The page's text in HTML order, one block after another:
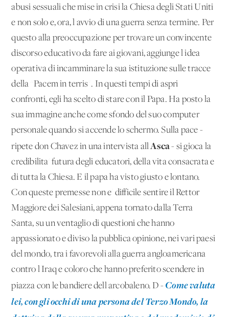
abusi sessuali che mise in crisi la Chiesa degli Stati Uniti
e non solo e, ora, l'avvio di una guerra senza termine. Per
questo alla preoccupazione per trovare un convincente
discorso educativo da fare ai giovani, aggiunge l'idea
operativa di incamminare la sua istituzione sulle tracce
della ''Pacem in terris''. In questi tempi di aspri
confronti, egli ha scelto di stare con il Papa. Ha posto la
sua immagine anche come sfondo del suo computer
personale quando si accende lo schermo. Sulla pace -
ripete don Chavez in una intervista all'Asca- si gioca la
credibilita' futura degli educatori, della vita consacrata e
di tutta la Chiesa. E il papa ha visto giusto e lontano.
Con queste premesse non e' difficile sentire il Rettor
Maggiore dei Salesiani, appena tornato dalla Terra
Santa, su un ventaglio di questioni che hanno
appassionato e diviso la pubblica opinione, nei vari paesi
del mondo, tra i favorevoli alla guerra angloamericana
contro l'Iraq e coloro che hanno preferito scendere in
piazza con le bandiere dell'arcobaleno. D - Come valuta
lei, con gli occhi di una persona del Terzo Mondo, la